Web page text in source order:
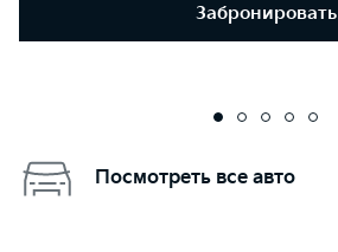
Забронировать
Посмотреть все авто